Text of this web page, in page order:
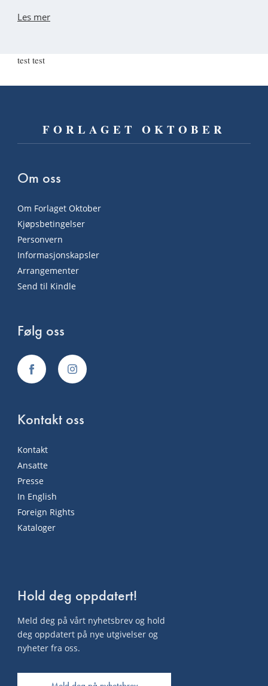
Les mer
test test
FORLAGET OKTOBER
Om oss
Om Forlaget Oktober
Kjøpsbetingelser
Personvern
Informasjonskapsler
Arrangementer
Send til Kindle
Følg oss
Kontakt oss
Kontakt
Ansatte
Presse
In English
Foreign Rights
Kataloger
Hold deg oppdatert!
Meld deg på vårt nyhetsbrev og hold
deg oppdatert på nye utgivelser og
nyheter fra oss.